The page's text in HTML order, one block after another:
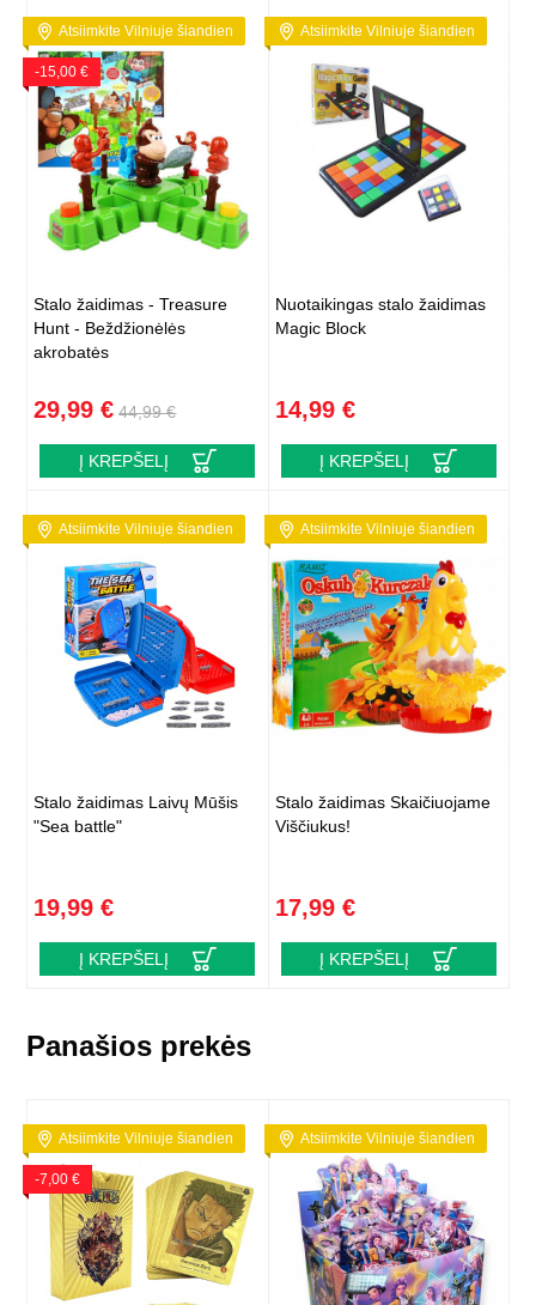
Atsiimkite Vilniuje šiandien
-15,00 €
Stalo žaidimas - Treasure
Hunt - Beždžionėlės
akrobatės
29,99 € 44,99 €
Į KREPŠELĮ
Atsiimkite Vilniuje šiandien
Nuotaikingas stalo žaidimas
Magic Block
14,99 €
Į KREPŠELĮ
Atsiimkite Vilniuje šiandien
Stalo žaidimas Laivų Mūšis
"Sea battle"
19,99 €
Į KREPŠELĮ
Atsiimkite Vilniuje šiandien
Stalo žaidimas Skaičiuojame
Viščiukus!
17,99 €
Į KREPŠELĮ
Panašios prekės
Atsiimkite Vilniuje šiandien
-7,00 €
Atsiimkite Vilniuje šiandien